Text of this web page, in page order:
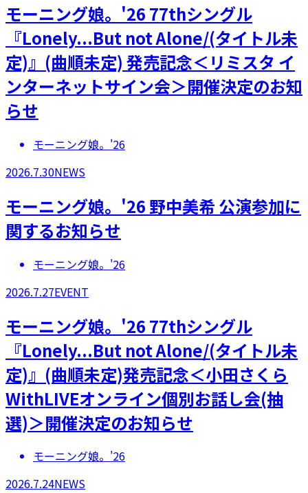
モーニング娘。'26 77thシングル
『Lonely...But not Alone/(タイトル未
定)』(曲順未定) 発売記念＜リミスタ イ
ンターネットサイン会＞開催決定のお知
らせ
モーニング娘。'26
2026.7.30NEWS
モーニング娘。'26 野中美希 公演参加に
関するお知らせ
モーニング娘。'26
2026.7.27EVENT
モーニング娘。'26 77thシングル
『Lonely...But not Alone/(タイトル未
定)』(曲順未定)発売記念＜小田さくら
WithLIVEオンライン個別お話し会(抽
選)＞開催決定のお知らせ
モーニング娘。'26
2026.7.24NEWS